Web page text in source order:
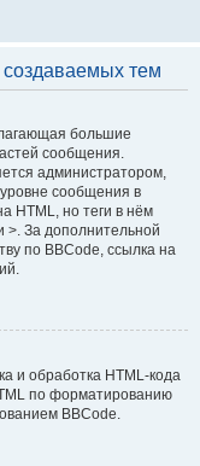
тем
большие
сообщения.
администратором,
сообщения в
HTML, но теги в нём
>. За дополнительной
по BBCode, ссылка на
и обработка HTML-кода
по форматированию
BBCode.